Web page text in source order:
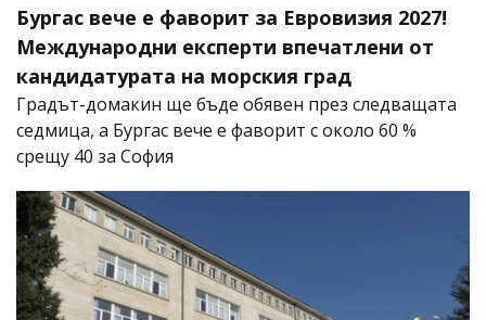
Бургас вече е фаворит за Евровизия 2027!
Международни експерти впечатлени от
кандидатурата на морския град
Градът-домакин ще бъде обявен през следващата
седмица, а Бургас вече е фаворит с около 60 %
срещу 40 за София